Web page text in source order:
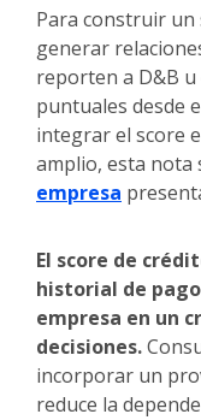
Para construir un
generar
reporten a D&B
puntuales desde
integrar el score
amplio, esta nota
empresa
El score de
historial de
empresa en un
decisiones.
incorporar un
reduce la